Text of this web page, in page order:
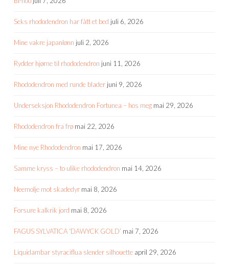
Seks rhododendron har fått et bed juli 6, 2026
Mine vakre japanlønn juli 2, 2026
Rydder hjørne til rhododendron juni 11, 2026
Rhododendron med runde blader juni 9, 2026
Underseksjon Rhododendron Fortunea – hos meg mai 29, 2026
Rhododendron fra frø mai 22, 2026
Mine nye Rhododendron mai 17, 2026
Samme kryss – to ulike rhododendron mai 14, 2026
Neemolje mot skadedyr mai 8, 2026
Forsure kalkrik jord mai 8, 2026
FAGUS SYLVATICA ‘DAWYCK GOLD’ mai 7, 2026
Liquidambar styraciflua slender silhouette april 29, 2026